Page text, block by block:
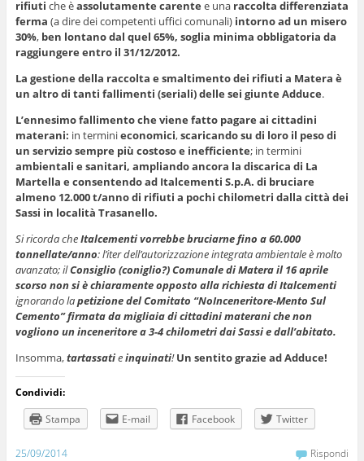
rifiuti che èassolutamente carente e unaraccolta differenziata
ferma (a dire dei competenti uffici comunali) intorno ad un misero
30%, ben lontano dal quel 65%, soglia minima obbligatoria da
raggiungere entro il 31/12/2012.
La gestione della raccolta e smaltimento dei rifiuti a Matera è
un altro di tanti fallimenti (seriali) delle sei giunte Adduce.
L’ennesimo fallimento che viene fatto pagare ai cittadini
materani: in terminieconomici,scaricando su di loro il peso di
un servizio sempre più costoso e inefficiente; in termini
ambientali e sanitari, ampliando ancora la discarica di La
Martella e consentendo ad Italcementi S.p.A. di bruciare
almeno 12.000 t/anno di rifiuti a pochi chilometri dalla città dei
Sassi in località Trasanello.
Si ricorda cheItalcementi vorrebbe bruciarne fino a 60.000
tonnellate/anno: l’iter dell’autorizzazione integrata ambientale è molto
avanzato; ilConsiglio (coniglio?) Comunale di Matera il 16 aprile
scorso non si è chiaramente opposto alla richiesta di Italcementi
ignorando lapetizione del Comitato “NoInceneritore-Mento Sul
Cemento” firmata da migliaia di cittadini materani che non
vogliono un inceneritore a 3-4 chilometri dai Sassi e dall’abitato.
Insomma,tartassatieinquinati! Un sentito grazie ad Adduce!
Condividi:
Stampa
E-mail Facebook Twitter
25/09/2014 Rispondi